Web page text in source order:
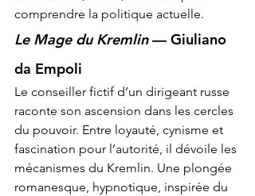
comprendre la politique actuelle.
Le Mage du Kremlin — Giuliano
da Empoli
Le conseiller fictif d’un dirigeant russe
raconte son ascension dans les cercles
du pouvoir. Entre loyauté, cynisme et
fascination pour l’autorité, il dévoile les
mécanismes du Kremlin. Une plongée
romanesque, hypnotique, inspirée du